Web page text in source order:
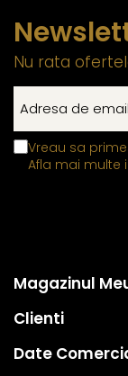
Nu rata
Vreau sa
Afla mai multe
Magazinul
Clienti
Date